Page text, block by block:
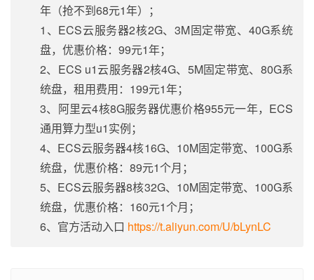
年（抢不到68元1年）；
1、ECS云服务器2核2G、3M固定带宽、40G系统
盘，优惠价格：99元1年；
2、ECS u1云服务器2核4G、5M固定带宽、80G系
统盘，租用费用：199元1年；
3、阿里云4核8G服务器优惠价格955元一年，ECS
通用算力型u1实例；
4、ECS云服务器4核16G、10M固定带宽、100G系
统盘，优惠价格：89元1个月；
5、ECS云服务器8核32G、10M固定带宽、100G系
统盘，优惠价格：160元1个月；
6、官方活动入口 https://t.aliyun.com/U/bLynLC